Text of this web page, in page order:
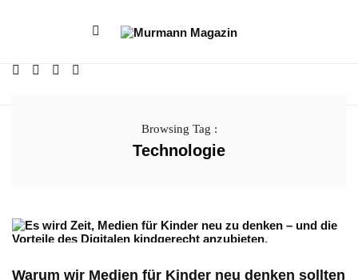
Browsing Tag :
Technologie
Warum wir Medien für Kinder neu denken sollten